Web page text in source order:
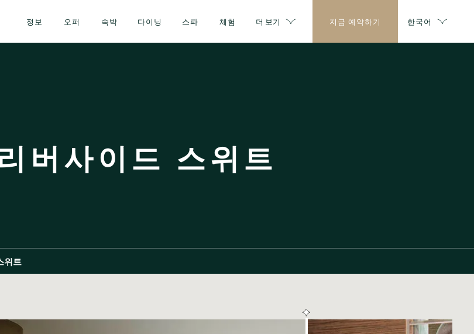
정보 오퍼 숙박 다이닝 스파 체험 더 보기 지금 예약하기 한국어
버사이드 스위트
위트